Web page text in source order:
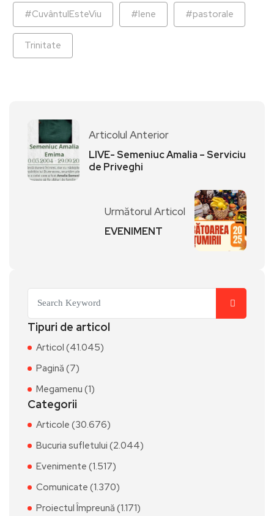
#CuvântulEsteViu #lene #pastorale
Trinitate
Articolul Anterior
LIVE- Semeniuc Amalia – Serviciu
de Priveghi
Următorul Articol
EVENIMENT
Tipuri de articol
Articol (41.045)
Pagină (7)
Megamenu (1)
Categorii
Articole (30.676)
Bucuria sufletului (2.044)
Evenimente (1.517)
Comunicate (1.370)
Proiectul Împreună (1.171)